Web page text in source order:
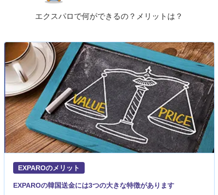
エクスパロで何ができるの？メリットは？
EXPAROのメリット
EXPAROの韓国送金には3つの大きな特徴があります